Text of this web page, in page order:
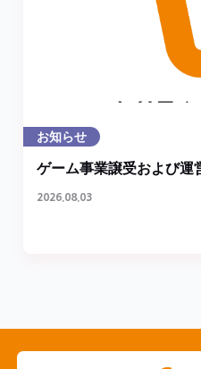
お知らせ
ゲーム事業譲受および運
2026.08.03